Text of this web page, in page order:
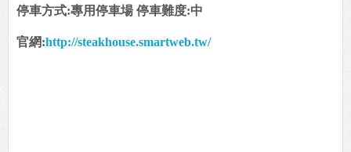
停車方式:專用停車場 停車難度:中
官網:http://steakhouse.smartweb.tw/